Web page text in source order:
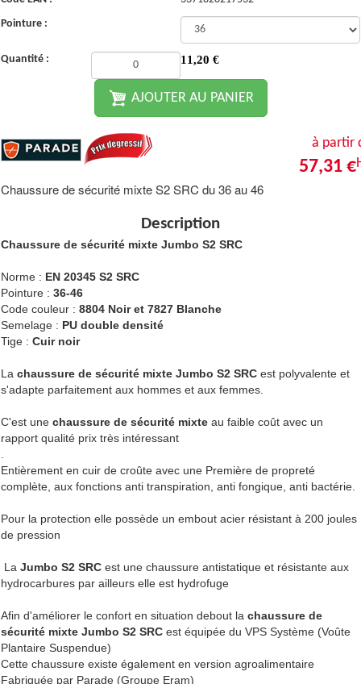
Pointure :
Quantité : 11,20 €
AJOUTER AU PANIER
à partir
57,31 €
Chaussure de sécurité mixte S2 SRC du 36 au 46
Description
Chaussure de sécurité mixte Jumbo S2 SRC
Norme : EN 20345 S2 SRC
Pointure : 36-46
Code couleur : 8804 Noir et 7827 Blanche
Semelage : PU double densité
Tige : Cuir noir
La chaussure de sécurité mixte Jumbo S2 SRC est polyvalente et
s'adapte parfaitement aux hommes et aux femmes.
C'est une chaussure de sécurité mixte au faible coût avec un
rapport qualité prix très intéressant
Entièrement en cuir de croûte avec une Première de propreté
complète, aux fonctions anti transpiration, anti fongique, anti bactérie.
Pour la protection elle possède un embout acier résistant à 200 joules
de pression
La Jumbo S2 SRC est une chaussure antistatique et résistante aux
hydrocarbures par ailleurs elle est hydrofuge
Afin d'améliorer le confort en situation debout la chaussure de
sécurité mixte Jumbo S2 SRC est équipée du VPS Système (Voûte
Plantaire Suspendue)
Cette chaussure existe également en version agroalimentaire
Fabriquée par Parade (Groupe Eram)